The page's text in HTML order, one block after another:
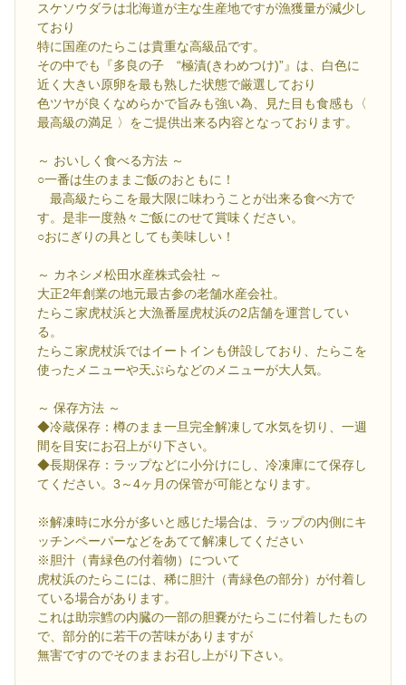
スケソウダラは北海道が主な生産地ですが漁獲量が減少し
ており
特に国産のたらこは貴重な高級品です。
その中でも『多良の子 “極漬(きわめつけ)”』は、白色に
近く大きい原卵を最も熟した状態で厳選しており
色ツヤが良くなめらかで旨みも強い為、見た目も食感も〈
最高級の満足 〉をご提供出来る内容となっております。
～ おいしく食べる方法 ～
○一番は生のままご飯のおともに！
最高級たらこを最大限に味わうことが出来る食べ方で
す。是非一度熱々ご飯にのせて賞味ください。
○おにぎりの具としても美味しい！
～ カネシメ松田水産株式会社 ～
大正2年創業の地元最古参の老舗水産会社。
たらこ家虎杖浜と大漁番屋虎杖浜の2店舗を運営してい
る。
たらこ家虎杖浜ではイートインも併設しており、たらこを
使ったメニューや天ぷらなどのメニューが大人気。
～ 保存方法 ～
◆冷蔵保存：樽のまま一旦完全解凍して水気を切り、一週
間を目安にお召上がり下さい。
◆長期保存：ラップなどに小分けにし、冷凍庫にて保存し
てください。3～4ヶ月の保管が可能となります。
※解凍時に水分が多いと感じた場合は、ラップの内側にキ
ッチンペーパーなどをあてて解凍してください
※胆汁（青緑色の付着物）について
虎杖浜のたらこには、稀に胆汁（青緑色の部分）が付着し
ている場合があります。
これは助宗鱈の内臓の一部の胆嚢がたらこに付着したもの
で、部分的に若干の苦味がありますが
無害ですのでそのままお召し上がり下さい。